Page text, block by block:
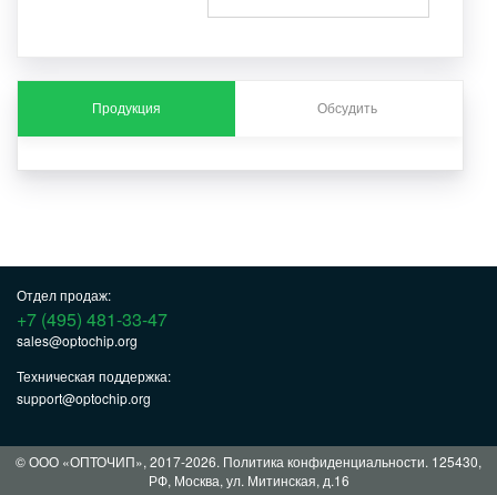
Продукция Обсудить
Отдел продаж:
+7 (495) 481-33-47
sales@optochip.org
Техническая поддержка:
support@optochip.org
© ООО «ОПТОЧИП», 2017-2026. Политика конфиденциальности. 125430,
РФ, Москва, ул. Митинская, д.16